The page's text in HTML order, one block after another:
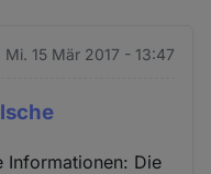
Mi. 15 Mär 2017 - 13:47
Informationen: Die